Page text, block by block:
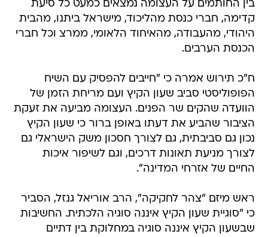
בין החותמים על העצומה נמצאים כמעט כל סיעת
קדימה, חברי כנסת מהליכוד, מישראל ביתנו, מהבית
היהודי, מהעבודה, מהאיחוד הלאומי, ממרצ וכל חברי
הכנסת הערבים.
ח"כ תירוש אמרה כי "חייבים להפסיק עם השיח
הפופוליסטי סביב שעון הקיץ ועם מריחת הזמן של
הוועדה שהקים שר הפנים. העצומה מביעה את זעקת
הציבור שהביע את דעתו באופן ברור כי שעון הקיץ
נכון גם סביבתית, גם לצורך חסכון משק הישראלי גם
לצורך מניעת תאונות דרכים, וגם לשיפור איכות
החיים של אזרחי המדינה".
ראש מיזם "צהר לחקיקה", הרב אוריאל גנזל, הסביר
כי "סוגיית שעון הקיץ איננה סוגיה הלכתית. החשיבות
שבשעון הקיץ איננה סוגיה במחלוקת בין דתיים